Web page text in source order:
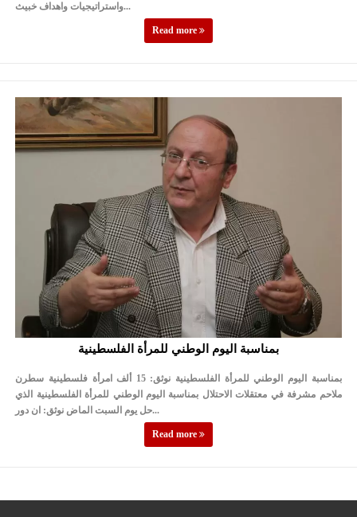
واستراتيجيات واهداف خبيث...
Read more
بمناسبة اليوم الوطني للمرأة الفلسطينية
بمناسبة اليوم الوطني للمرأة الفلسطينية نوثق: 15 ألف امرأة فلسطينية سطرن
ملاحم مشرفة في معتقلات الاحتلال بمناسبة اليوم الوطني للمرأة الفلسطينية الذي
حل يوم السبت الماض نوثق: ان دور...
Read more